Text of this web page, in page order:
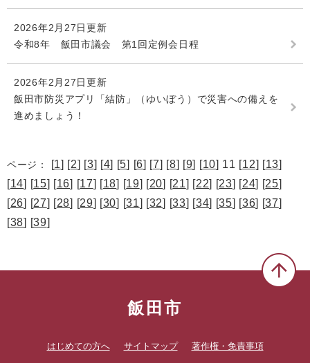
2026年2月27日更新
令和8年 飯田市議会 第1回定例会日程
2026年2月27日更新
飯田市防災アプリ「結防」（ゆいぼう）で災害への備えを
進めましょう！
ページ： [1] [2] [3] [4] [5] [6] [7] [8] [9] [10] 11 [12] [13]
[14] [15] [16] [17] [18] [19] [20] [21] [22] [23] [24] [25]
[26] [27] [28] [29] [30] [31] [32] [33] [34] [35] [36] [37]
[38] [39]
飯田市
はじめての方へ サイトマップ 著作権・免責事項